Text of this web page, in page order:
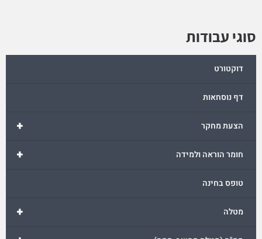
סוגי עבודות
דוקטורט
דף נוסחאות
+ הצעת מחקר
+ חומר הוראה ולמידה
טופס בחינה
+ מטלה